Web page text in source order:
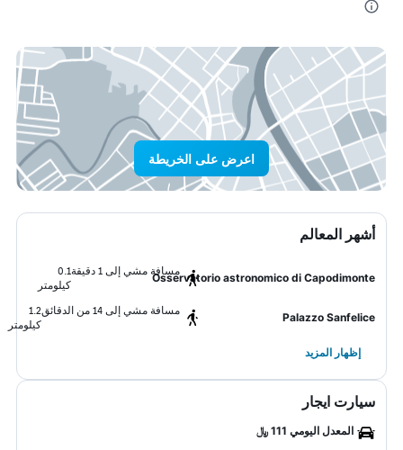
اعرض على الخريطة
أشهر المعالم
Osservatorio astronomico di Capodimonte
مسافة مشي إلى 1 دقيقة
0.1
كيلومتر
Palazzo Sanfelice
مسافة مشي إلى 14 من الدقائق
1.2
كيلومتر
إظهار المزيد
سيارت ايجار
المعدل اليومي 111 ﷼